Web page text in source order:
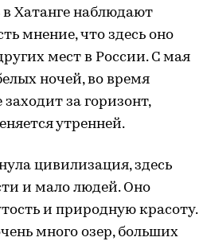
в Хатанге наблюдают
мнение, что здесь оно
мест в России. С мая
ночей, во время
за горизонт,
утренней.
цивилизация, здесь
и мало людей. Оно
и природную красоту.
много озер, больших